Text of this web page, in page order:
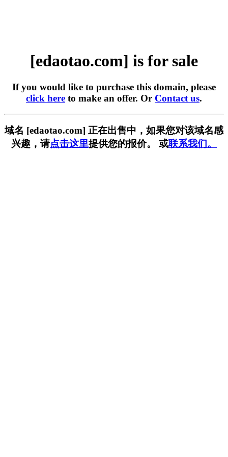
[edaotao.com] is for sale
If you would like to purchase this domain, please
click here to make an offer. Or Contact us.
域名 [edaotao.com] 正在出售中，如果您对该域名感
兴趣，请点击这里提供您的报价。 或联系我们。